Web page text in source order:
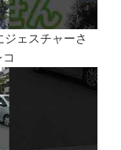
ジェスチャーさ